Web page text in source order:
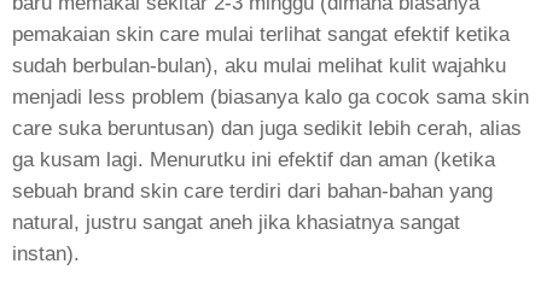
pemakaian skin care mulai terlihat sangat efektif ketika
sudah berbulan-bulan), aku mulai melihat kulit wajahku
menjadi less problem (biasanya kalo ga cocok sama skin
care suka beruntusan) dan juga sedikit lebih cerah, alias
ga kusam lagi. Menurutku ini efektif dan aman (ketika
sebuah brand skin care terdiri dari bahan-bahan yang
natural, justru sangat aneh jika khasiatnya sangat
instan).